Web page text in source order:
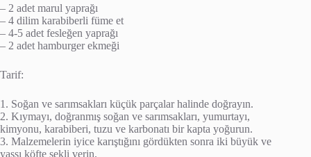
– 2 adet marul yaprağı
– 4 dilim karabiberli füme et
– 4-5 adet fesleğen yaprağı
– 2 adet hamburger ekmeği
Tarif:
1. Soğan ve sarımsakları küçük parçalar halinde doğrayın.
2. Kıymayı, doğranmış soğan ve sarımsakları, yumurtayı,
kimyonu, karabiberi, tuzu ve karbonatı bir kapta yoğurun.
3. Malzemelerin iyice karıştığını gördükten sonra iki büyük ve
yassı köfte şekli verin.